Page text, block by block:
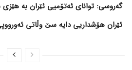
گەروسی: توانای ئەتۆمیی ئێران بە هێزی
ئێران هۆشداریی دایە سێ وڵاتی